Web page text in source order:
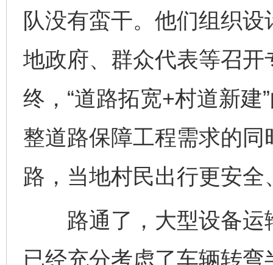
队没有蛮干。他们组织
地政府、群众代表等召
终，“道路拓宽+村道新
整道路保障工程需求的
路，当地村民出行更安全
路通了，大型设备运
已经充分考虑了车辆转